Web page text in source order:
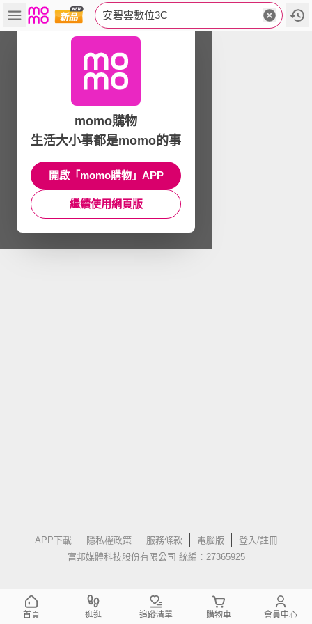
安碧雲數位3C
APP下載 隱私權政策 服務條款 電腦版
登入/註冊
富邦媒體科技股份有限公司 統編：27365925
momo購物
生活大小事都是momo的事
開啟「momo購物」APP
繼續使用網頁版
首頁 逛逛 追蹤清單 購物車 會員中心